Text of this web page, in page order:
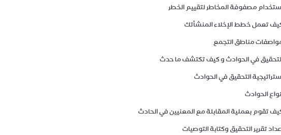
مصفوفة المخاطر لتقييم الخطر
تعمل خطط الإخلاء المنشأتك
مناطق التجمع
في الحوادث و كيف تكتشف ما حدث
التحقيق في الحوادث
الحوادث
تقوم بعملية المقابلة مع المعنيين في الحادث
تقرير التحقيق وكتابة التوصيات